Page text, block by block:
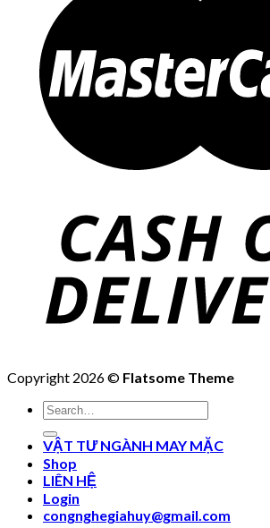
Copyright 2026 © Flatsome Theme
Search
for:
VẬT TƯ NGÀNH MAY MẶC
Shop
LIÊN HỆ
Login
congnghegiahuy@gmail.com